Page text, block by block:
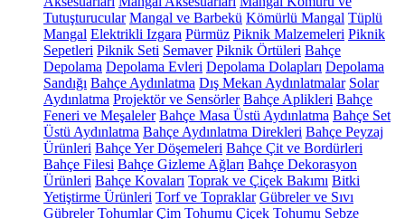
Tutuşturucular Mangal ve Barbekü Kömürlü Mangal Tüplü
Mangal Elektrikli Izgara Pürmüz Piknik Malzemeleri Piknik
Sepetleri Piknik Seti Semaver Piknik Örtüleri Bahçe
Depolama Depolama Evleri Depolama Dolapları Depolama
Sandığı Bahçe Aydınlatma Dış Mekan Aydınlatmalar Solar
Aydınlatma Projektör ve Sensörler Bahçe Aplikleri Bahçe
Feneri ve Meşaleler Bahçe Masa Üstü Aydınlatma Bahçe Set
Üstü Aydınlatma Bahçe Aydınlatma Direkleri Bahçe Peyzaj
Ürünleri Bahçe Yer Döşemeleri Bahçe Çit ve Bordürleri
Bahçe Filesi Bahçe Gizleme Ağları Bahçe Dekorasyon
Ürünleri Bahçe Kovaları Toprak ve Çiçek Bakımı Bitki
Yetiştirme Ürünleri Torf ve Topraklar Gübreler ve Sıvı
Gübreler Tohumlar Çim Tohumu Çiçek Tohumu Sebze